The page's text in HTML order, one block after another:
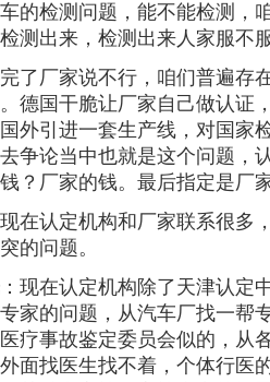
的检测问题，能不能检测，
测出来，检测出来人家服不
厂家说不行，咱们普遍存
德国干脆让厂家自己做认证
外引进一套生产线，对国家
争论当中也就是这个问题，
？厂家的钱。最后指定是厂
现在认定机构和厂家联系很多
的问题。
：现在认定机构除了天津认定
家的问题，从汽车厂找一帮
疗事故鉴定委员会似的，从
面找医生找不着，个体行医